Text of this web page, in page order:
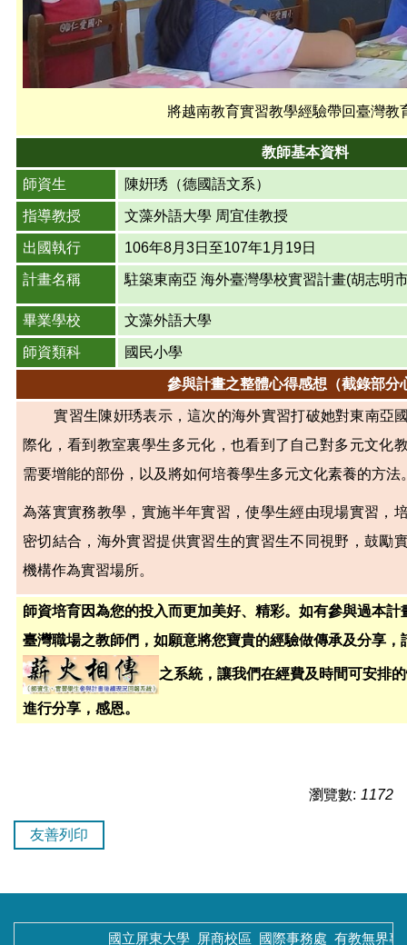
將越南教育實習教學經驗帶回臺灣教
教師基本資料
師資生 陳姸琇（德國語文系）
指導教授 文藻外語大學 周宜佳教授
出國執行 106年8月3日至107年1月19日
計畫名稱 駐築東南亞 海外臺灣學校實習計畫(胡志明
畢業學校 文藻外語大學
師資類科 國民小學
參與計畫之整體心得感想（截錄部分
實習生陳姸琇表示，這次的海外實習打破她對東南亞
際化，看到教室裏學生多元化，也看到了自己對多元文化
需要增能的部份，以及將如何培養學生多元文化素養的方法
為落實實務教學，實施半年實習，使學生經由現場實習，
密切結合，海外實習提供實習生的實習生不同視野，鼓勵
機構作為實習場所。
師資培育因為您的投入而更加美好、精彩。如有參與過本
臺灣職場之教師們，如願意將您寶貴的經驗做傳承及分享，
之系統，讓我們在經費及時間可安排
進行分享，感恩。
瀏覽數: 1172
友善列印
國立屏東大學 屏商校區 國際事務處 有教無界專